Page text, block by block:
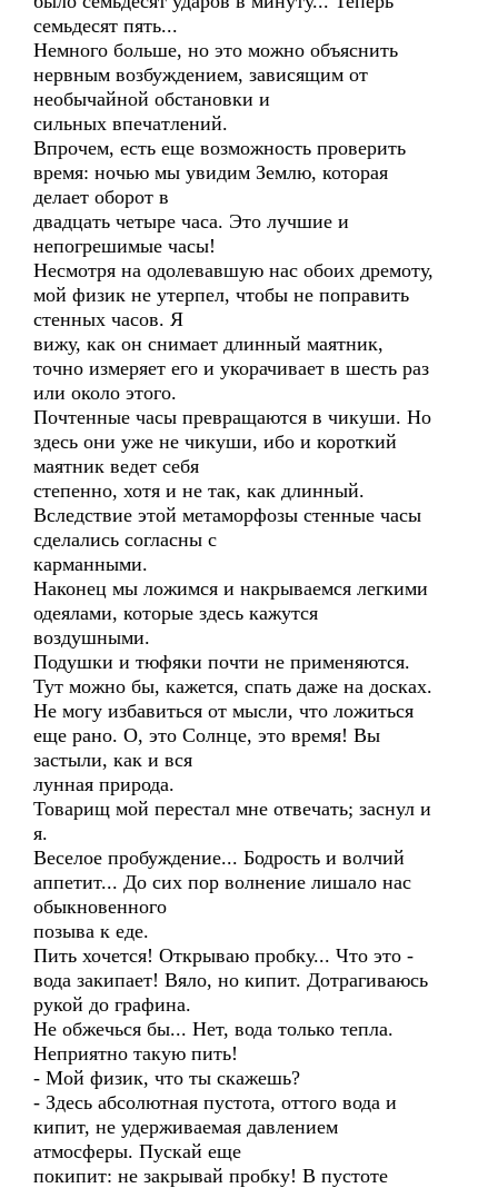
семьдесят пять...
Немного больше, но это можно объяснить
нервным возбуждением, зависящим от
необычайной обстановки и
сильных впечатлений.
Впрочем, есть еще возможность проверить
время: ночью мы увидим Землю, которая
делает оборот в
двадцать четыре часа. Это лучшие и
непогрешимые часы!
Несмотря на одолевавшую нас обоих дремоту,
мой физик не утерпел, чтобы не поправить
стенных часов. Я
вижу, как он снимает длинный маятник,
точно измеряет его и укорачивает в шесть раз
или около этого.
Почтенные часы превращаются в чикуши. Но
здесь они уже не чикуши, ибо и короткий
маятник ведет себя
степенно, хотя и не так, как длинный.
Вследствие этой метаморфозы стенные часы
сделались согласны с
карманными.
Наконец мы ложимся и накрываемся легкими
одеялами, которые здесь кажутся
воздушными.
Подушки и тюфяки почти не применяются.
Тут можно бы, кажется, спать даже на досках.
Не могу избавиться от мысли, что ложиться
еще рано. О, это Солнце, это время! Вы
застыли, как и вся
лунная природа.
Товарищ мой перестал мне отвечать; заснул и
я.
Веселое пробуждение... Бодрость и волчий
аппетит... До сих пор волнение лишало нас
обыкновенного
позыва к еде.
Пить хочется! Открываю пробку... Что это -
вода закипает! Вяло, но кипит. Дотрагиваюсь
рукой до графина.
Не обжечься бы... Нет, вода только тепла.
Неприятно такую пить!
- Мой физик, что ты скажешь?
- Здесь абсолютная пустота, оттого вода и
кипит, не удерживаемая давлением
атмосферы. Пускай еще
покипит: не закрывай пробку! В пустоте